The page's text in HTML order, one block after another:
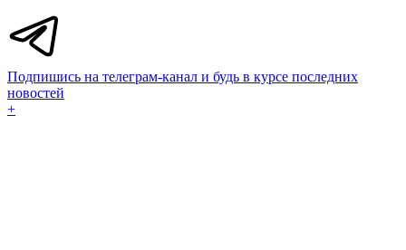
Подпишись на телеграм-канал и будь в курсе последних
новостей
+